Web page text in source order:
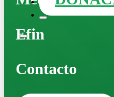
Efin
Contacto